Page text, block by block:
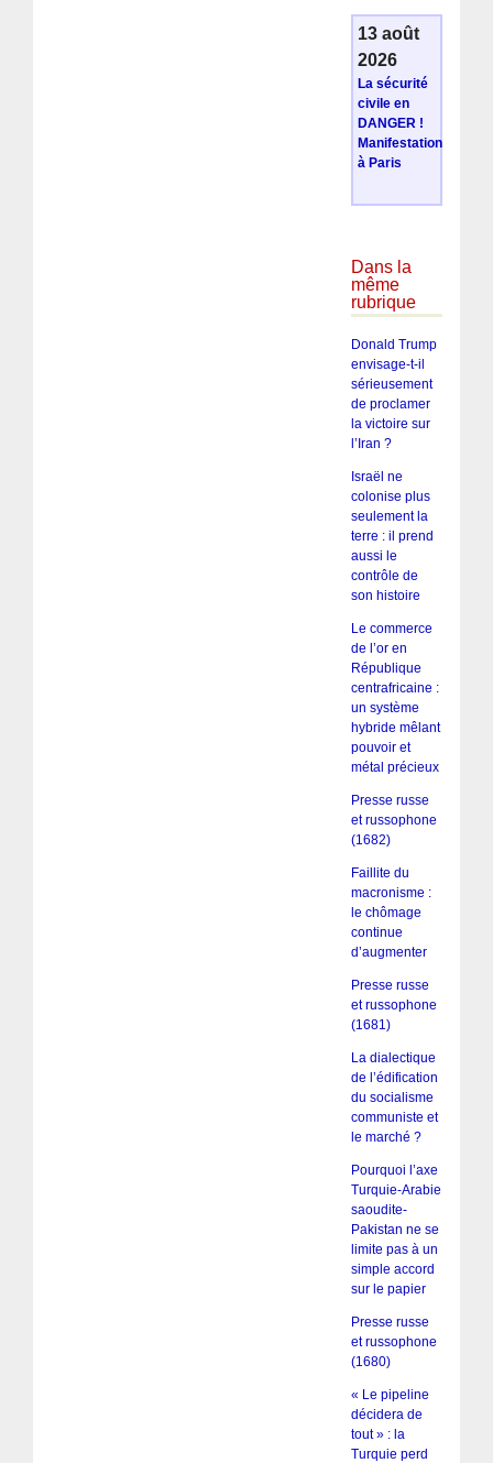
13 août
2026
La sécurité
civile en
DANGER !
Manifestation
à Paris
Dans la
même
rubrique
Donald Trump
envisage-t-il
sérieusement
de proclamer
la victoire sur
l’Iran ?
Israël ne
colonise plus
seulement la
terre : il prend
aussi le
contrôle de
son histoire
Le commerce
de l’or en
République
centrafricaine :
un système
hybride mêlant
pouvoir et
métal précieux
Presse russe
et russophone
(1682)
Faillite du
macronisme :
le chômage
continue
d’augmenter
Presse russe
et russophone
(1681)
La dialectique
de l’édification
du socialisme
communiste et
le marché ?
Pourquoi l’axe
Turquie-Arabie
saoudite-
Pakistan ne se
limite pas à un
simple accord
sur le papier
Presse russe
et russophone
(1680)
« Le pipeline
décidera de
tout » : la
Turquie perd